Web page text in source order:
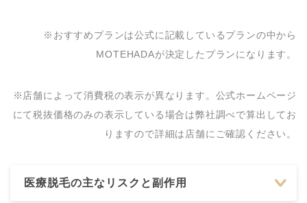
※おすすめプランは公式に記載しているプランの中から
MOTEHADAが決定したプランになります。
※店舗によって消費税の表示が異なります。公式ホームページ
にて税抜価格のみの表示している場合は弊社調べで算出してお
りますので詳細は店舗にご確認ください。
医療脱毛の主なリスクと副作用